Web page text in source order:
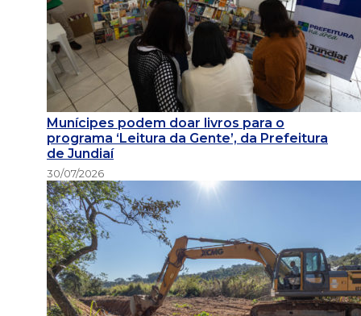
Munícipes podem doar livros para o
programa ‘Leitura da Gente’, da Prefeitura
de Jundiaí
30/07/2026